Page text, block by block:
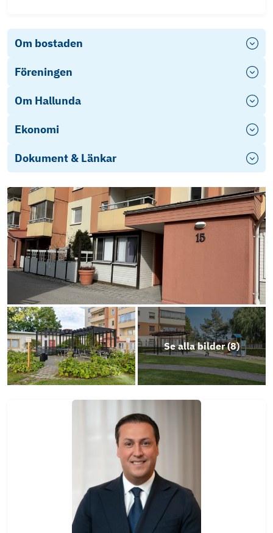
Om bostaden
Föreningen
Om Hallunda
Ekonomi
Dokument & Länkar
Se alla bilder (8)